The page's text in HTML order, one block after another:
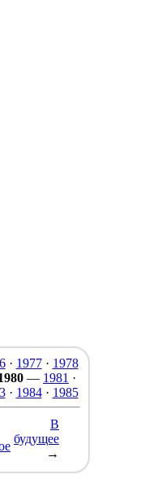
· 1977· 1978
— 1981 ·
· 1984· 1985
В
будущее
→